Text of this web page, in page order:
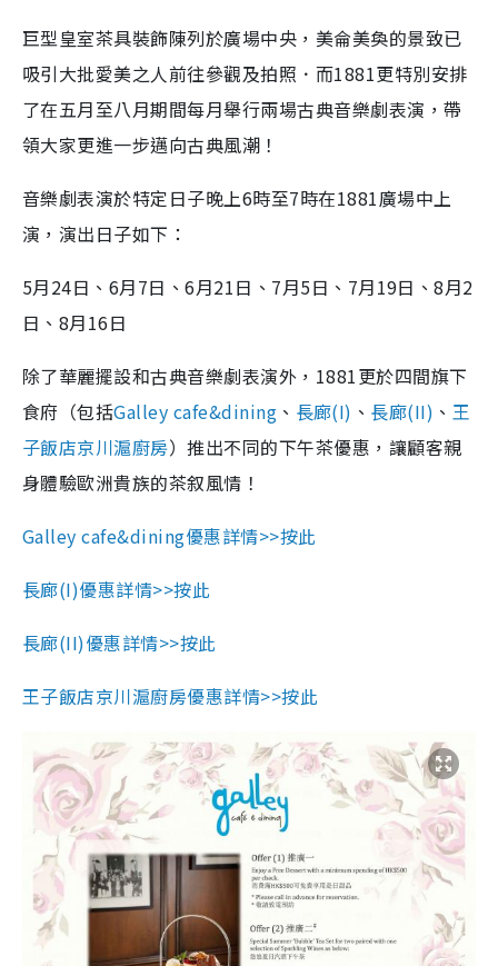
巨型皇室茶具裝飾陳列於廣場中央，美侖美奐的景致已
吸引大批愛美之人前往參觀及拍照．而1881更特別安排
了在五月至八月期間每月舉行兩場古典音樂劇表演，帶
領大家更進一步邁向古典風潮！
音樂劇表演於特定日子晚上6時至7時在1881廣場中上
演，演出日子如下：
5月24日、6月7日、6月21日、7月5日、7月19日、8月2
日、8月16日
除了華麗擺設和古典音樂劇表演外，1881更於四間旗下
食府（包括Galley cafe&dining 、 長廊(I) 、 長廊(II) 、 王
子飯店京川滬廚房）推出不同的下午茶優惠，讓顧客親
身體驗歐洲貴族的茶叙風情！
Galley cafe&dining優惠詳情>>按此
長廊(I)優惠詳情>>按此
長廊(II)優惠詳情>>按此
王子飯店京川滬廚房優惠詳情>>按此